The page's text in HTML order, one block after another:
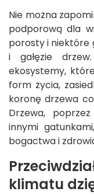
Nie można
podporową dla
porosty i niektóre
i gałęzie
ekosystemy,
form życia,
koronę drzewa
Drzewa,
innymi
bogactwa i
klimatu